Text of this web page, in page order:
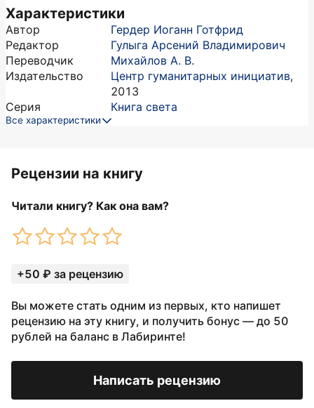
Характеристики
Автор
Гердер Иоганн Готфрид
Редактор
Гулыга Арсений Владимирович
Переводчик
Михайлов А. В.
Издательство
Центр гуманитарных инициатив,
2013
Серия
Книга света
Все характеристики
Рецензии на книгу
Читали книгу? Как она вам?
+50 ₽ за рецензию
Вы можете стать одним из первых, кто напишет
рецензию на эту книгу, и получить бонус — до 50
рублей на баланс в Лабиринте!
Написать рецензию